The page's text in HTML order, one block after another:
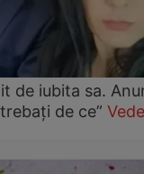
de iubita sa.
de ce”